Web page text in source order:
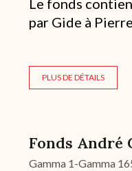
Le fonds
par Gide à
PLUS DE DÉTAILS
Fonds André
Gamma 1-Gamma